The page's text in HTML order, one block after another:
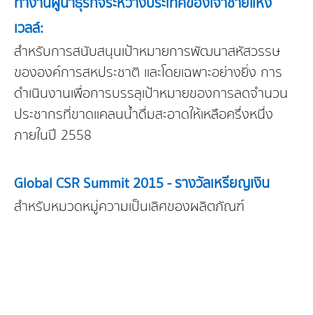
เวลล์:
สำหรับการสนับสนุนเป้าหมายการพัฒนาสหัสวรรษ
ขององค์การสหประชาติ และโดยเฉพาะอย่างยิ่ง การ
ดำเนินงานเพื่อการบรรลุเป้าหมายของการลดจำนวน
ประชากรที่ขาดแคลนน้ำดื่มสะอาดให้เหลือครึ่งหนึ่ง
ภายในปี 2558
Global CSR Summit 2015 - รางวัลเหรียญเงิน
สำหรับหมวดหมู่ความเป็นเลิศของผลิตภัณฑ์